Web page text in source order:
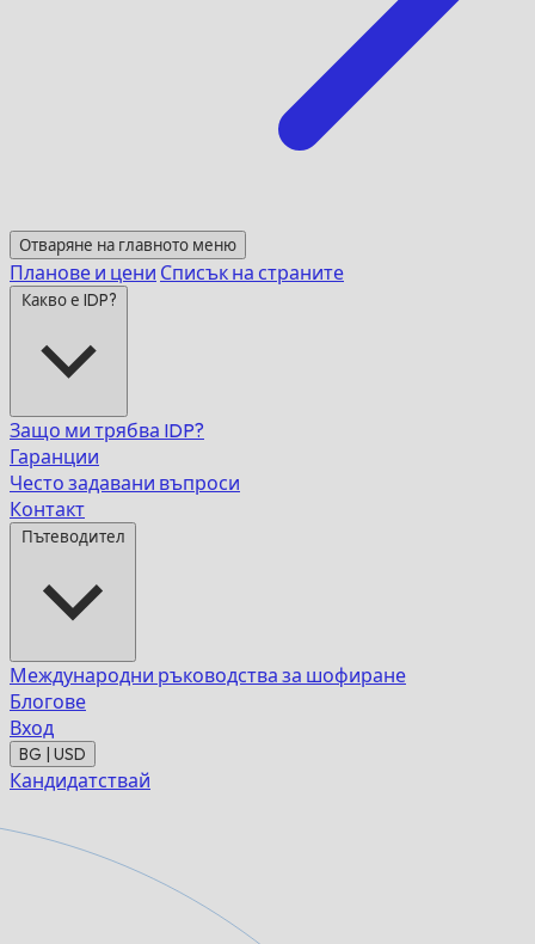
Отваряне на главното меню
Планове и цени Списък на страните
Какво е IDP?
Защо ми трябва IDP?
Гаранции
Често задавани въпроси
Контакт
Пътеводител
Международни ръководства за шофиране
Блогове
Вход
BG | USD
Кандидатствай